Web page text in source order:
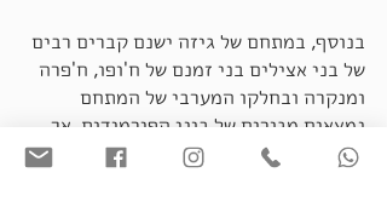
בנוסף, במתחם של גיזה ישנם קברים רבים
של בני אצילים בני זמנם של ח'ופו, ח'פרה
ומנקרה ובחלקו המערבי של המתחם
נמצאים מגורים של בוני הפירמידות, אך
מצב השתמרותם רע.